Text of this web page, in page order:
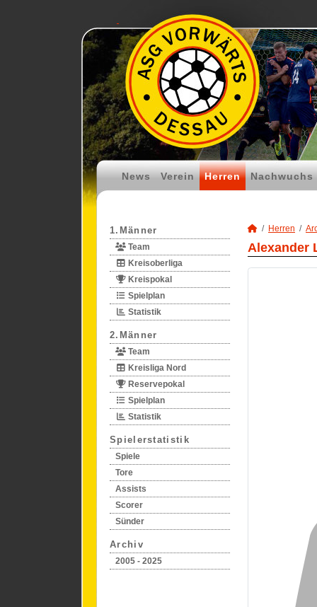
News Verein Herren Nachwuchs
1.Männer
Team
Kreisoberliga
Kreispokal
Spielplan
Statistik
2.Männer
Team
Kreisliga Nord
Reservepokal
Spielplan
Statistik
Spielerstatistik
Spiele
Tore
Assists
Scorer
Sünder
Archiv
2005 - 2025
Herren
Alexander